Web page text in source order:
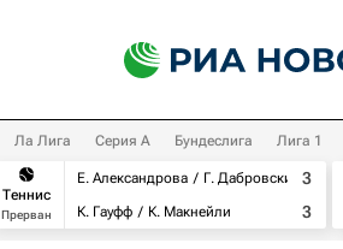
Ла Лига Серия А Бундеслига Лига 1
Теннис
Прерван
Е. Александрова
Г. Дабровски
К. Гауфф
К. Макнейли
3
3